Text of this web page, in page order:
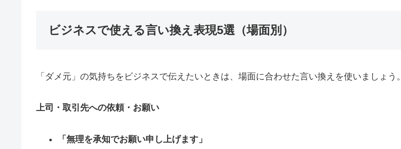
ビジネスで使える言い換え表現5選（場面別）
「ダメ元」の気持ちをビジネスで伝えたいときは、場面に合わせた言い換えを使いましょう。
上司・取引先への依頼・お願い
「無理を承知でお願い申し上げます」